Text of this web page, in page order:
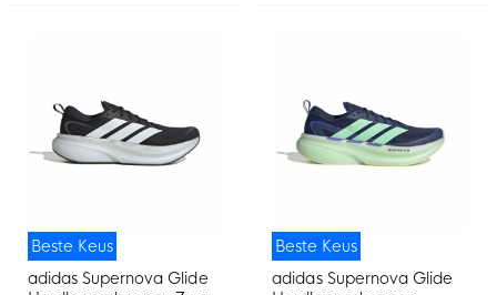
Beste Keus
adidas Supernova Glide
Beste Keus
adidas Supernova Glide